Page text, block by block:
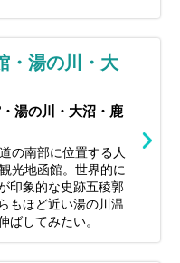
・湯の川・大
湯の川・大沼・鹿
の南部に位置する人
光地函館。世界的に
印象的な史跡五稜郭
もほど近い湯の川温
ばしてみたい。